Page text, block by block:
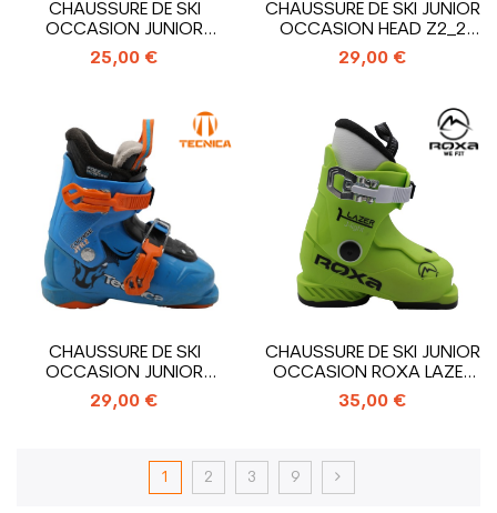
CHAUSSURE DE SKI
OCCASION JUNIOR
SALOMON T1_1 CROCHET
25,00 €
CHAUSSURE DE SKI JUNIOR
OCCASION HEAD Z2_2
CROCHETS
29,00 €
CHAUSSURE DE SKI
OCCASION JUNIOR
TECNICA COCHISE...
29,00 €
CHAUSSURE DE SKI JUNIOR
OCCASION ROXA LAZER
1_1 CROCHET
35,00 €
1 2 3 9